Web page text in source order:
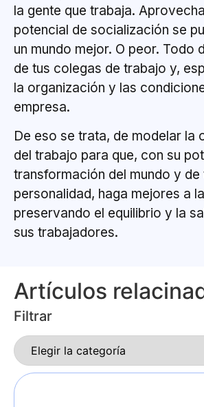
la gente que trabaja.
potencial de socialización se
un mundo mejor. O peor. Todo
de tus colegas de trabajo y,
la organización y las
empresa.
De eso se trata, de modelar la
del trabajo para que, con su
transformación del mundo y de
personalidad, haga mejores a
preservando el equilibrio y la
sus trabajadores.
Artículos
Filtrar